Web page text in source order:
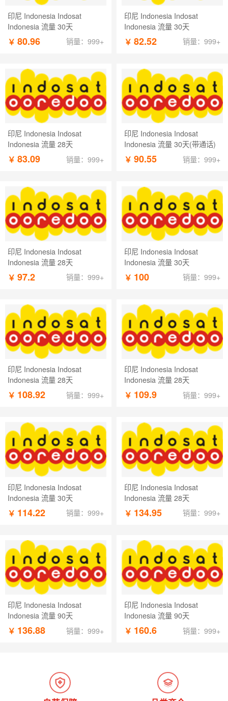
印尼 Indonesia Indosat
Indonesia 流量 30天
￥ 80.96 销量：999+
印尼 Indonesia Indosat
Indonesia 流量 30天
￥ 82.52 销量：999+
印尼 Indonesia Indosat
Indonesia 流量 28天
￥ 83.09 销量：999+
印尼 Indonesia Indosat
Indonesia 流量 30天(带通话)
￥ 90.55 销量：999+
印尼 Indonesia Indosat
Indonesia 流量 28天
￥ 97.2 销量：999+
印尼 Indonesia Indosat
Indonesia 流量 30天
￥ 100 销量：999+
印尼 Indonesia Indosat
Indonesia 流量 28天
￥ 108.92 销量：999+
印尼 Indonesia Indosat
Indonesia 流量 28天
￥ 109.9 销量：999+
印尼 Indonesia Indosat
Indonesia 流量 30天
￥ 114.22 销量：999+
印尼 Indonesia Indosat
Indonesia 流量 28天
￥ 134.95 销量：999+
印尼 Indonesia Indosat
Indonesia 流量 90天
￥ 136.88 销量：999+
印尼 Indonesia Indosat
Indonesia 流量 90天
￥ 160.6 销量：999+